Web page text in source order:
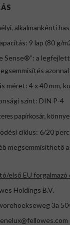
alkalmankénti
9 lap (80 g/
Sense®”: a
méret: 4 x 40 mm,
szint: DIN P-4
papírkosár,
ciklus: 6/20 perc
megsemmisíthető
első EU
Holdings B.V.
3a